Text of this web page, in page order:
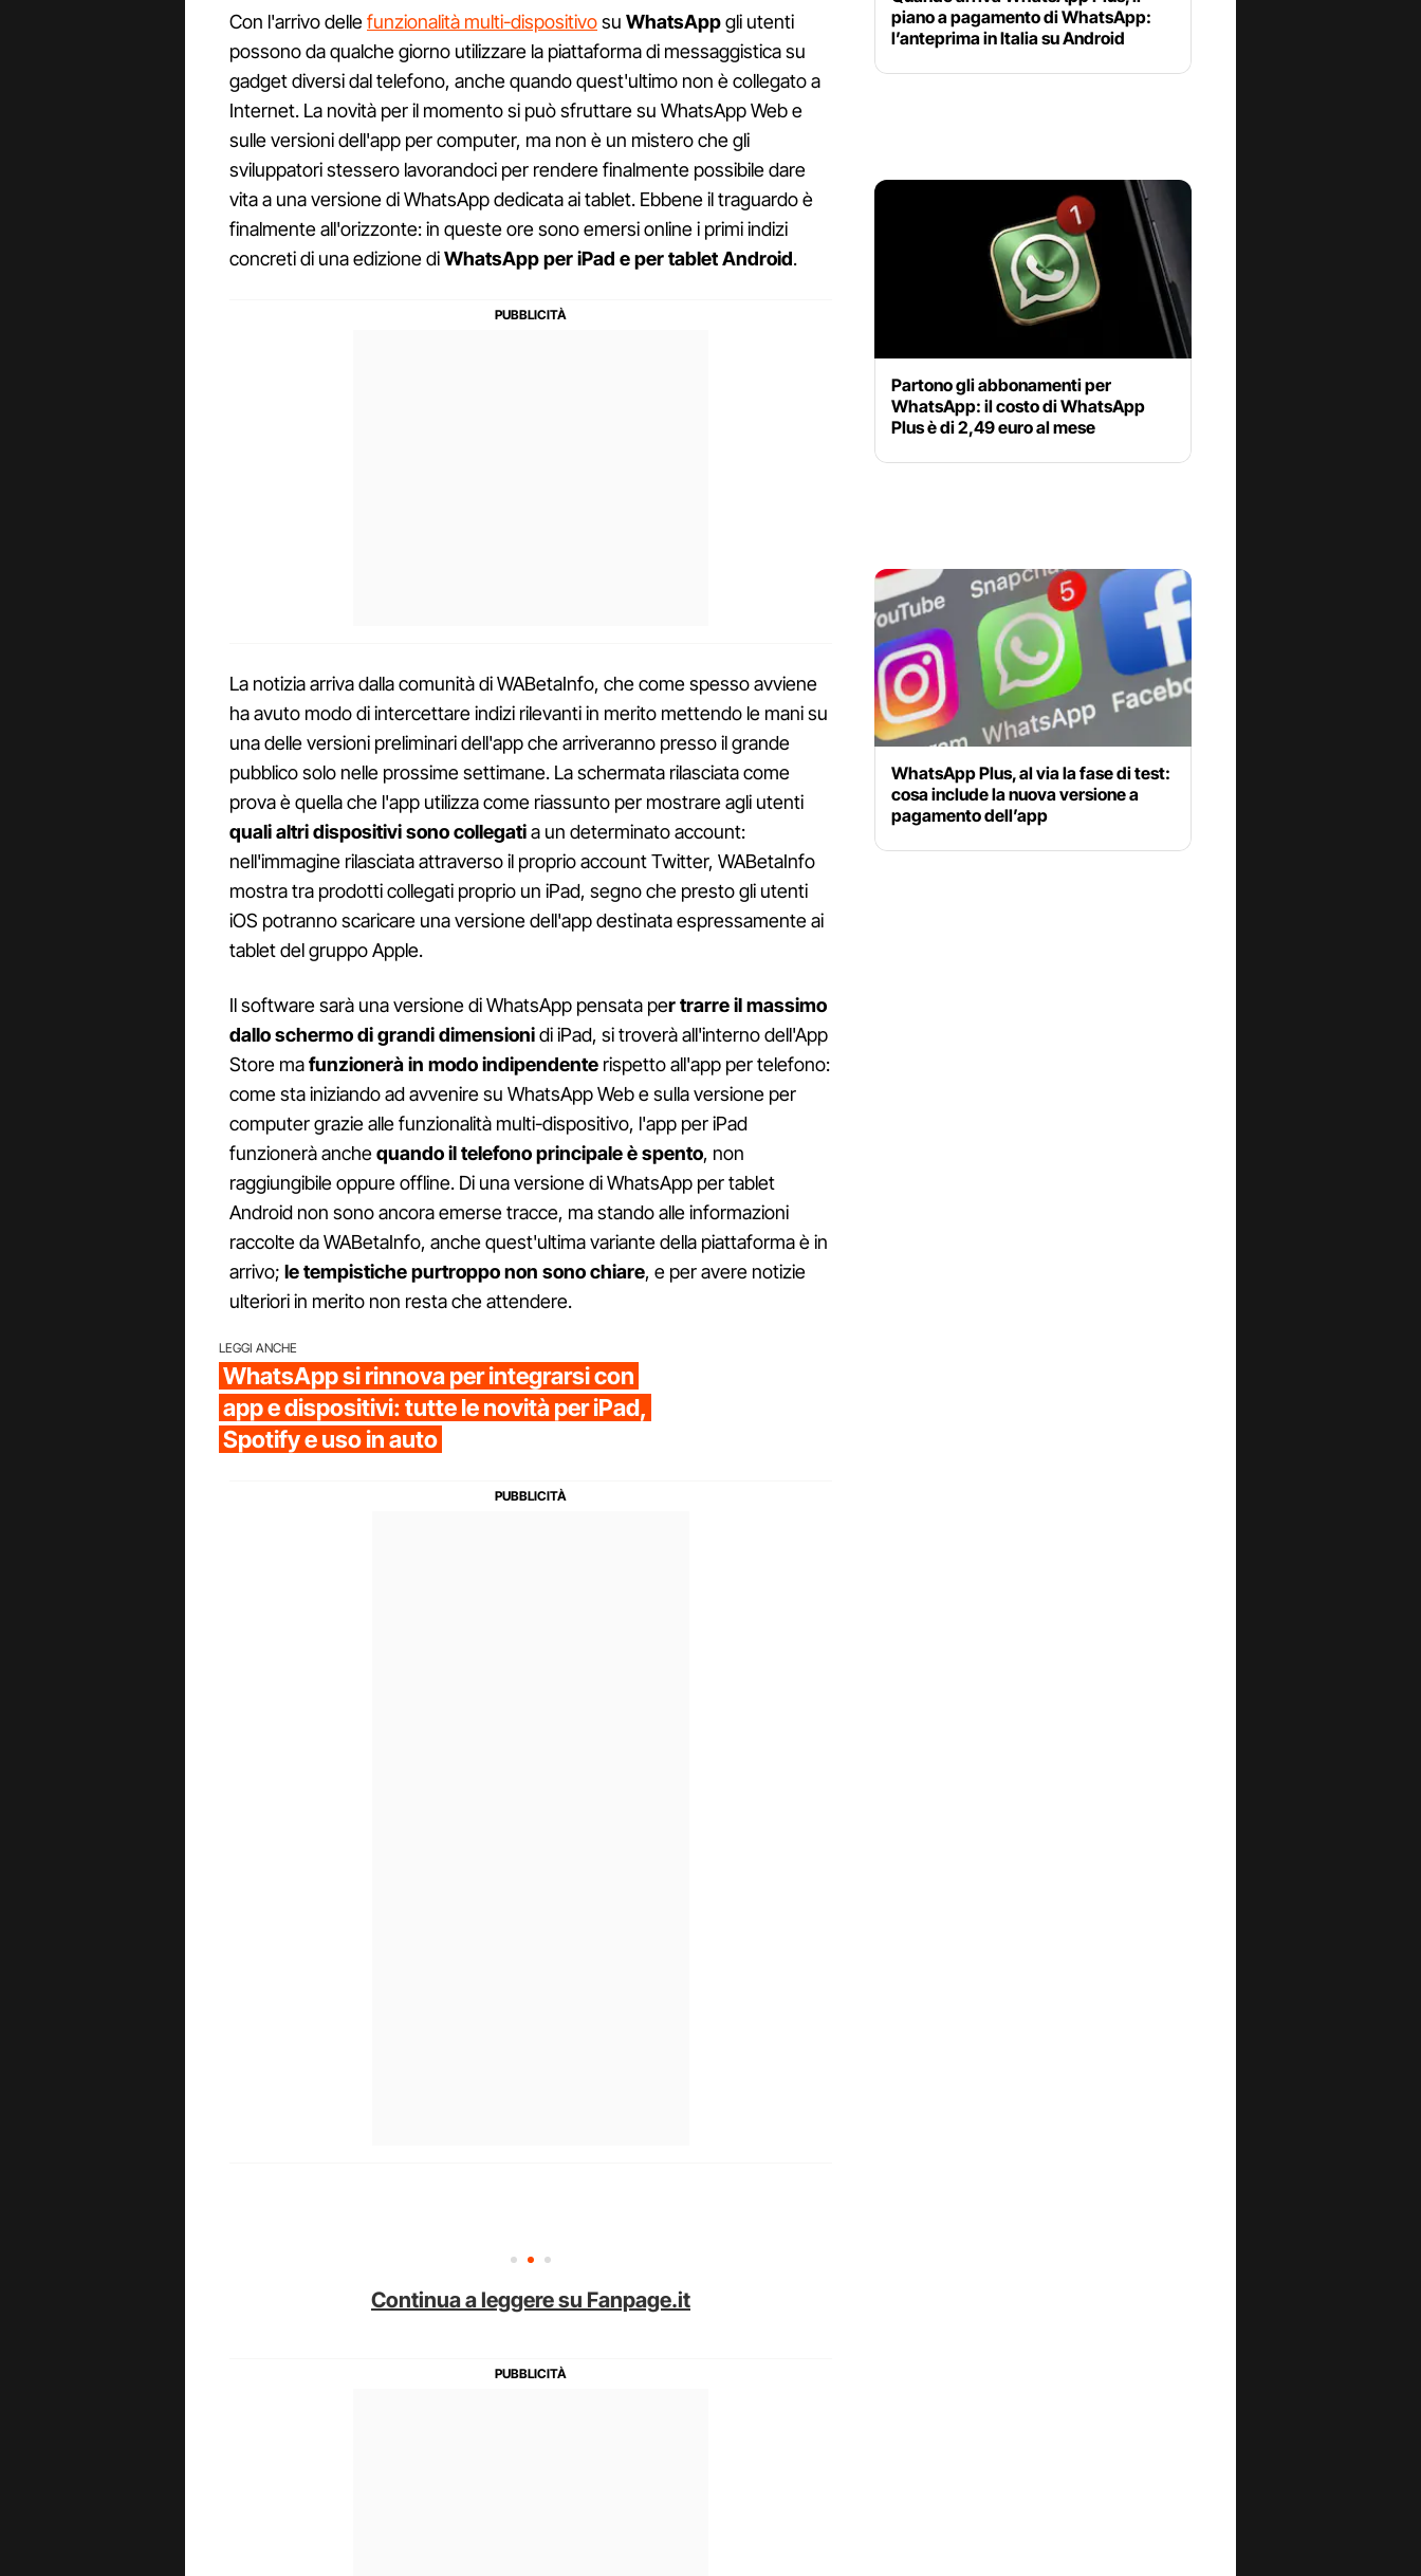
Con l'arrivo dellefunzionalità multi-dispositivosu WhatsAppgli utenti
possono da qualche giorno utilizzare la piattaforma di messaggistica su
gadget diversi dal telefono, anche quando quest'ultimo non è collegato a
Internet. La novità per il momento si può sfruttare su WhatsApp Web e
sulle versioni dell'app per computer, ma non è un mistero che gli
sviluppatori stessero lavorandoci per rendere finalmente possibile dare
vita a una versione di WhatsApp dedicata ai tablet. Ebbene il traguardo è
finalmente all'orizzonte: in queste ore sono emersi online i primi indizi
concreti di una edizione diWhatsApp per iPad e per tablet Android.
La notizia arriva dalla comunità di WABetaInfo, che come spesso avviene
ha avuto modo di intercettare indizi rilevanti in merito mettendo le mani su
una delle versioni preliminari dell'app che arriveranno presso il grande
pubblico solo nelle prossime settimane. La schermata rilasciata come
prova è quella che l'app utilizza come riassunto per mostrare agli utenti
quali altri dispositivi sono collegatia un determinato account:
nell'immagine rilasciata attraverso il proprio account Twitter, WABetaInfo
mostra tra prodotti collegati proprio un iPad, segno che presto gli utenti
iOS potranno scaricare una versione dell'app destinata espressamente ai
tablet del gruppo Apple.
Il software sarà una versione di WhatsApp pensata per trarre il massimo
dallo schermo di grandi dimensionidi iPad, si troverà all'interno dell'App
Store mafunzionerà in modo indipendente rispetto all'app per telefono:
come sta iniziando ad avvenire su WhatsApp Web e sulla versione per
computer grazie alle funzionalità multi-dispositivo, l'app per iPad
funzionerà anchequando il telefono principale è spento, non
raggiungibile oppure offline. Di una versione di WhatsApp per tablet
Android non sono ancora emerse tracce, ma stando alle informazioni
raccolte da WABetaInfo, anche quest'ultima variante della piattaforma è in
arrivo; le tempistiche purtroppo non sono chiare, e per avere notizie
ulteriori in merito non resta che attendere.
LEGGI ANCHE
WhatsApp si rinnova per integrarsi con
app e dispositivi: tutte le novità per iPad,
Spotify e uso in auto
Continua a leggere su Fanpage.it
piano a pagamento di WhatsApp:
l’anteprima in Italia su Android
Partono gli abbonamenti per
WhatsApp: il costo di WhatsApp
Plus è di 2,49 euro al mese
WhatsApp Plus, al via la fase di test:
cosa include la nuova versione a
pagamento dell’app